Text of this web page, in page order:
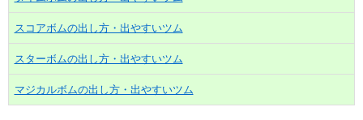
スコアボムの出し方・出やすいツム
スターボムの出し方・出やすいツム
マジカルボムの出し方・出やすいツム